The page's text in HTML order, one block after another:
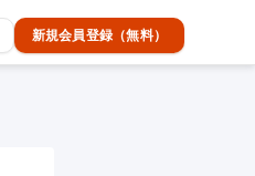
新規会員登録（無料）